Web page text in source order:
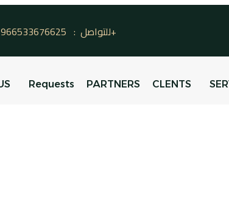
للتواصل : 966533676625+
CLENTS
PARTNERS
Requests